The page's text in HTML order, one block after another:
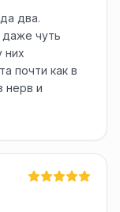
два.
чуть
них
почти как в
нерв и